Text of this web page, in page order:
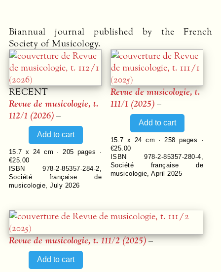
Biannual journal published by the French
Society of Musicology.
RECENT
Revue de musicologie, t.
112/1 (2026) –
15.7 x 24 cm ·205 pages ·
€25.00
ISBN 978-2-85357-284-2,
Société française de
musicologie,July 2026
Revue de musicologie, t.
111/1 (2025) –
15.7 x 24 cm ·258 pages ·
€25.00
ISBN 978-2-85357-280-4,
Société française de
musicologie,April 2025
Revue de musicologie, t. 111/2 (2025)–